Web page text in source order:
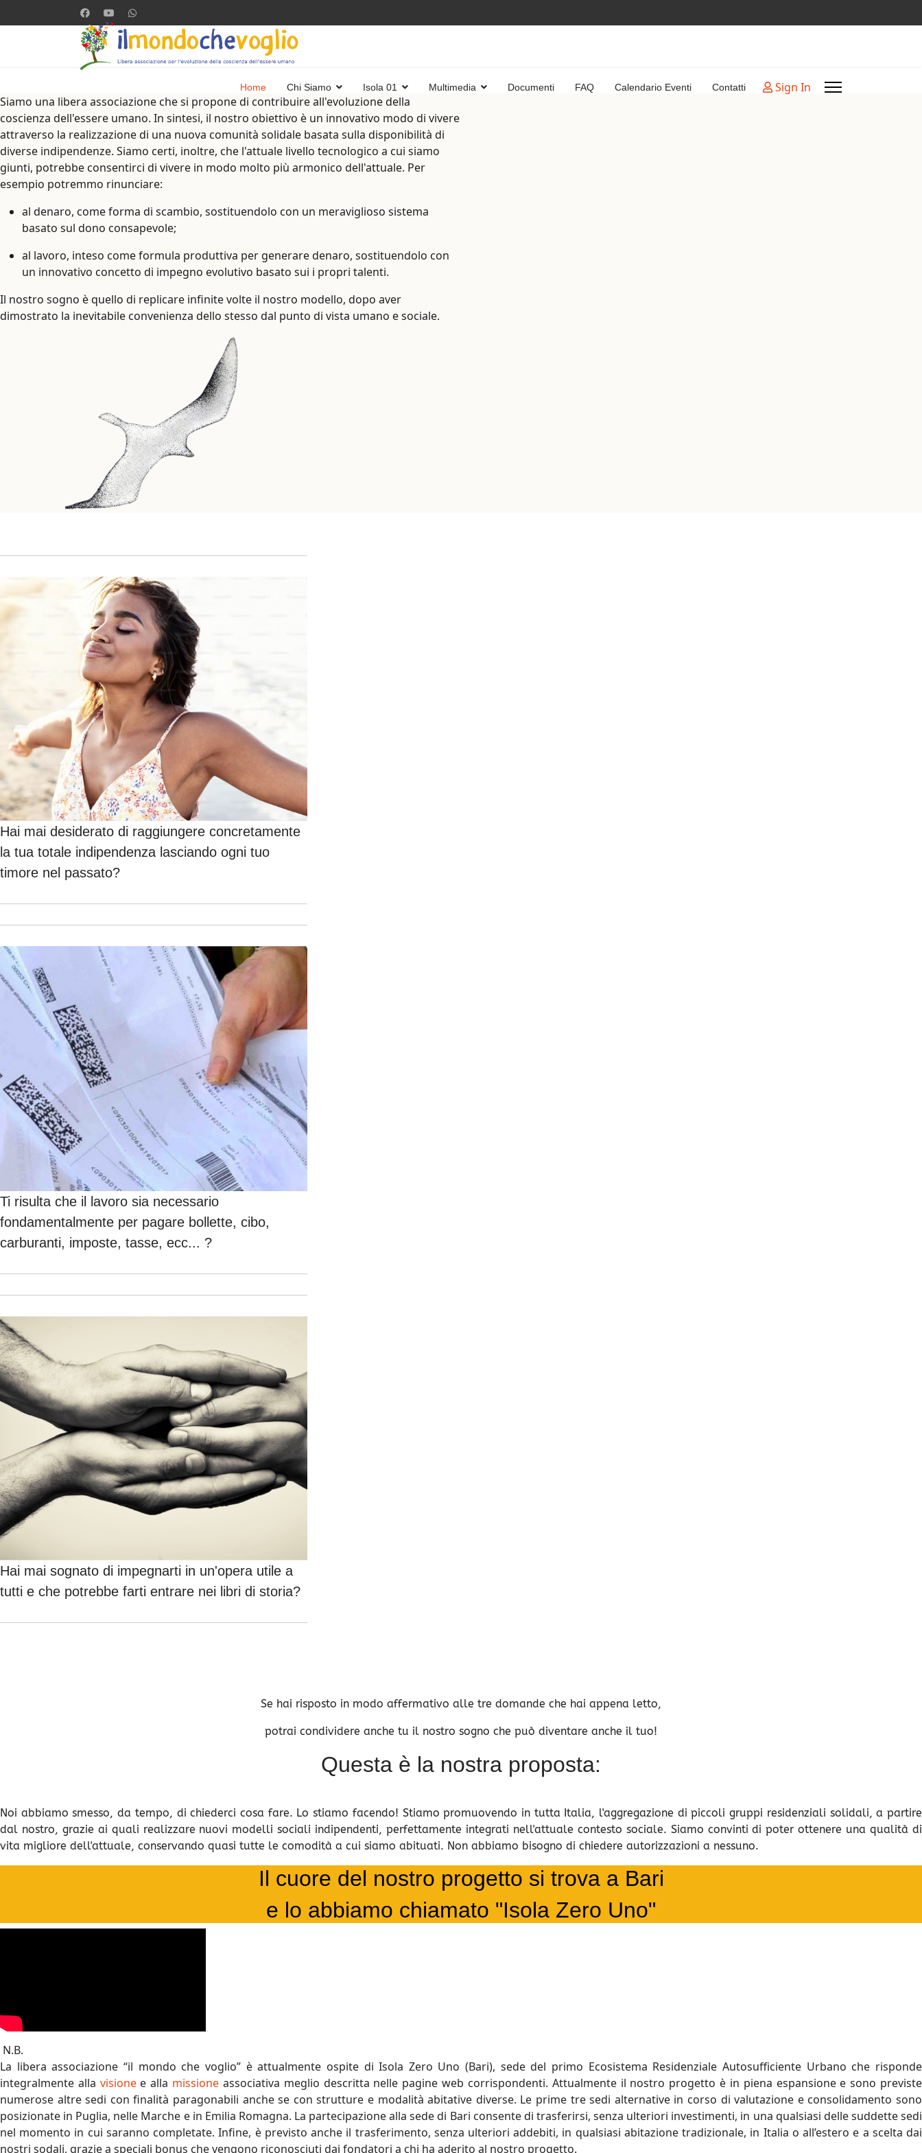
Home Chi Siamo Isola 01 Multimedia Documenti FAQ Calendario Eventi Contatti
Sign In
Siamo una libera associazione che si propone di contribuire all'evoluzione della
coscienza dell'essere umano. In sintesi, il nostro obiettivo è un innovativo modo di vivere
attraverso la realizzazione di una nuova comunità solidale basata sulla disponibilità di
diverse indipendenze. Siamo certi, inoltre, che l'attuale livello tecnologico a cui siamo
giunti, potrebbe consentirci di vivere in modo molto più armonico dell'attuale. Per
esempio potremmo rinunciare:
al denaro, come forma di scambio, sostituendolo con un meraviglioso sistema
basato sul dono consapevole;
al lavoro, inteso come formula produttiva per generare denaro, sostituendolo con
un innovativo concetto di impegno evolutivo basato sui i propri talenti.
Il nostro sogno è quello di replicare infinite volte il nostro modello, dopo aver
dimostrato la inevitabile convenienza dello stesso dal punto di vista umano e sociale.
Hai mai desiderato di raggiungere concretamente
la tua totale indipendenza lasciando ogni tuo
timore nel passato?
Ti risulta che il lavoro sia necessario
fondamentalmente per pagare bollette, cibo,
carburanti, imposte, tasse, ecc... ?
Hai mai sognato di impegnarti in un'opera utile a
tutti e che potrebbe farti entrare nei libri di storia?
Se hai risposto in modo affermativo alle tre domande che hai appena letto,
potrai condividere anche tu il nostro sogno che può diventare anche il tuo!
Questa è la nostra proposta:
Noi abbiamo smesso, da tempo, di chiederci cosa fare. Lo stiamo facendo! Stiamo promuovendo in tutta Italia, l'aggregazione di piccoli gruppi residenziali solidali, a partire
dal nostro, grazie ai quali realizzare nuovi modelli sociali indipendenti, perfettamente integrati nell'attuale contesto sociale. Siamo convinti di poter ottenere una qualità di
vita migliore dell'attuale, conservando quasi tutte le comodità a cui siamo abituati. Non abbiamo bisogno di chiedere autorizzazioni a nessuno.
Il cuore del nostro progetto si trova a Bari
e lo abbiamo chiamato "Isola Zero Uno"
N.B.
La libera associazione “il mondo che voglio” è attualmente ospite di Isola Zero Uno (Bari), sede del primo Ecosistema Residenziale Autosufficiente Urbano che risponde
integralmente alla visionee alla missione associativa meglio descritta nelle pagine web corrispondenti. Attualmente il nostro progetto è in piena espansione e sono previste
numerose altre sedi con finalità paragonabili anche se con strutture e modalità abitative diverse. Le prime tre sedi alternative in corso di valutazione e consolidamento sono
posizionate in Puglia, nelle Marche e in Emilia Romagna. La partecipazione alla sede di Bari consente di trasferirsi, senza ulteriori investimenti, in una qualsiasi delle suddette sedi
nel momento in cui saranno completate. Infine, è previsto anche il trasferimento, senza ulteriori addebiti, in qualsiasi abitazione tradizionale, in Italia o all’estero e a scelta dai
nostri sodali, grazie a speciali bonus che vengono riconosciuti dai fondatori a chi ha aderito al nostro progetto.